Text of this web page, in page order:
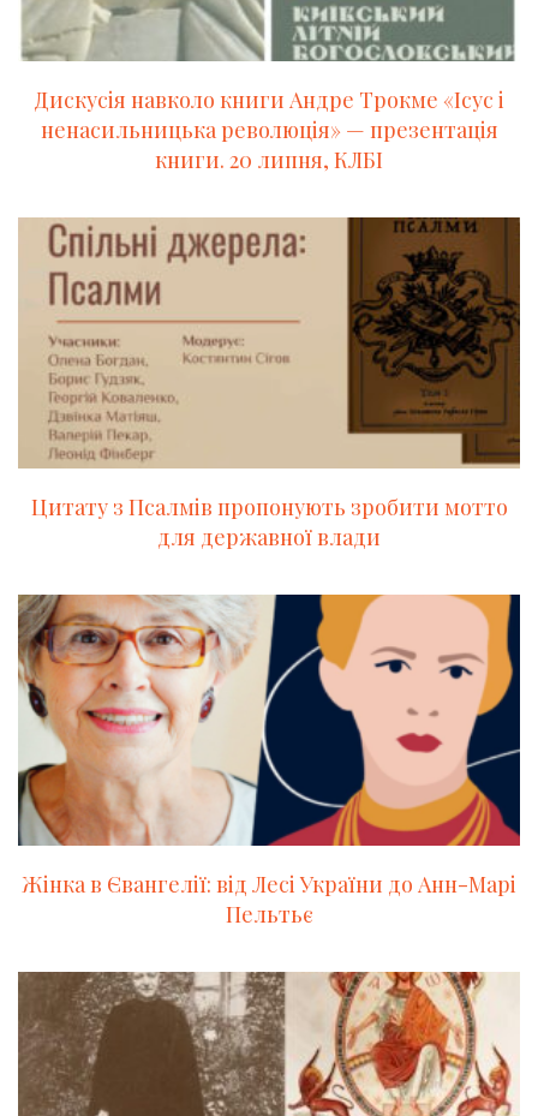
Дискусія навколо книги Андре Трокме «Ісус і
ненасильницька революція» — презентація
книги. 20 липня, КЛБІ
Цитату з Псалмів пропонують зробити мотто
для державної влади
Жінка в Євангелії: від Лесі України до Анн-Марі
Пельтьє